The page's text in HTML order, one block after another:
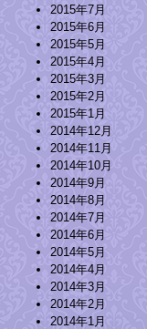
2015年7月
2015年6月
2015年5月
2015年4月
2015年3月
2015年2月
2015年1月
2014年12月
2014年11月
2014年10月
2014年9月
2014年8月
2014年7月
2014年6月
2014年5月
2014年4月
2014年3月
2014年2月
2014年1月